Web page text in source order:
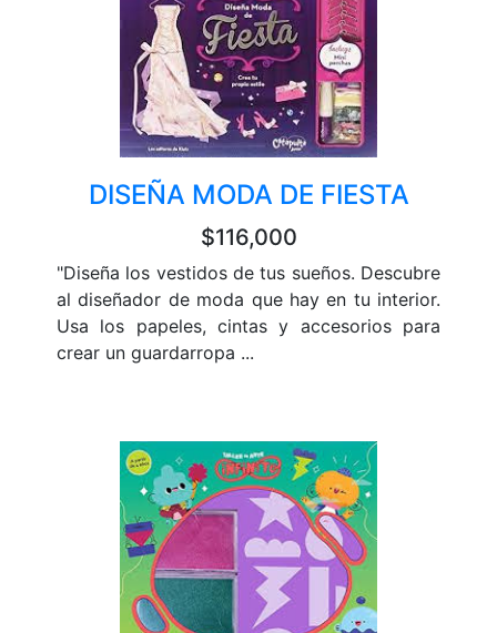
DISEÑA MODA DE FIESTA
$116,000
"Diseña los vestidos de tus sueños. Descubre
al diseñador de moda que hay en tu interior.
Usa los papeles, cintas y accesorios para
crear un guardarropa ...